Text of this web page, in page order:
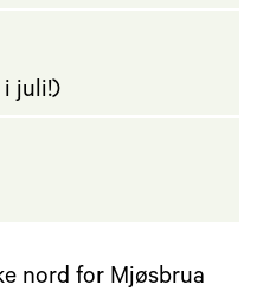
i juli!)
nord for Mjøsbrua